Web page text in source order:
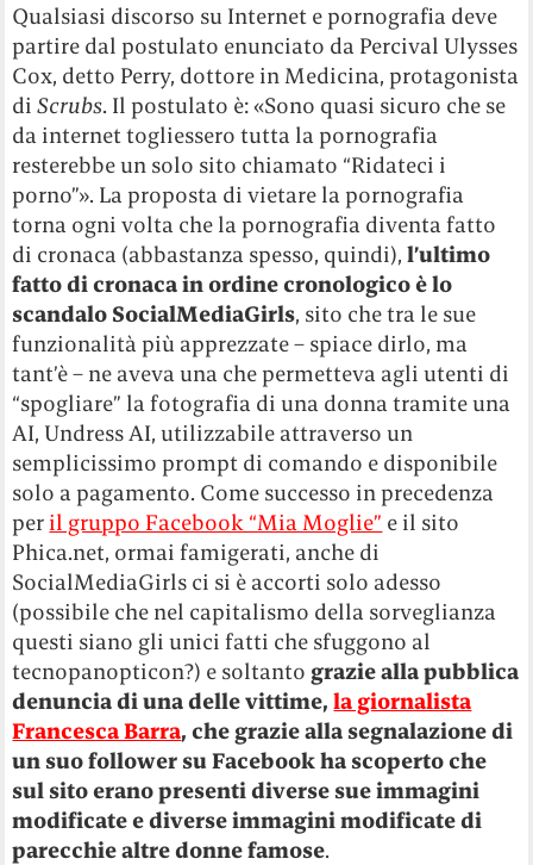
Qualsiasi discorso su Internet e pornografia deve
partire dal postulato enunciato da Percival Ulysses
Cox, detto Perry, dottore in Medicina, protagonista
diScrubs. Il postulato è: «Sono quasi sicuro che se
da internet togliessero tutta la pornografia
resterebbe un solo sito chiamato “Ridateci i
porno”». La proposta di vietare la pornografia
torna ogni volta che la pornografia diventa fatto
di cronaca (abbastanza spesso, quindi),l’ultimo
fatto di cronaca in ordine cronologico è lo
scandalo SocialMediaGirls, sito che tra le sue
funzionalità più apprezzate – spiace dirlo, ma
tant’è – ne aveva una che permetteva agli utenti di
“spogliare” la fotografia di una donna tramite una
AI, Undress AI, utilizzabile attraverso un
semplicissimo prompt di comando e disponibile
solo a pagamento. Come successo in precedenza
per il gruppo Facebook “Mia Moglie” e il sito
Phica.net, ormai famigerati, anche di
SocialMediaGirls ci si è accorti solo adesso
(possibile che nel capitalismo della sorveglianza
questi siano gli unici fatti che sfuggono al
tecnopanopticon?) e soltanto grazie alla pubblica
denuncia di una delle vittime,la giornalista
Francesca Barra, che grazie alla segnalazione di
un suo follower su Facebook ha scoperto che
sul sito erano presenti diverse sue immagini
modificate e diverse immagini modificate di
parecchie altre donne famose.